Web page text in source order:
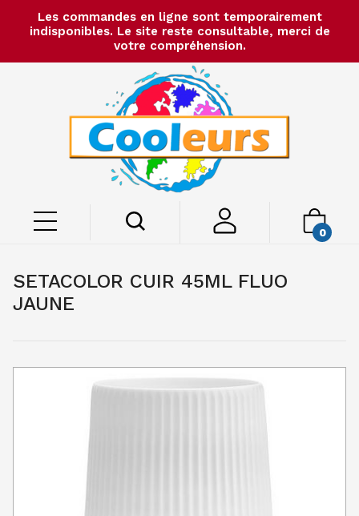
Les commandes en ligne sont temporairement
indisponibles. Le site reste consultable, merci de
votre compréhension.
0
SETACOLOR CUIR 45ML FLUO
JAUNE